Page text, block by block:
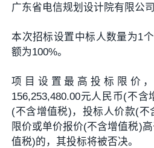
广东省电信规划设计院有限公司
本次招标设置中标人数量为1
额为100%。
项目设置最高投标限价
156,253,480.00元人民币(不
(不含增值税)，投标人价款(不
限价或单价报价(不含增值税)
值税)的，其投标将被否决。